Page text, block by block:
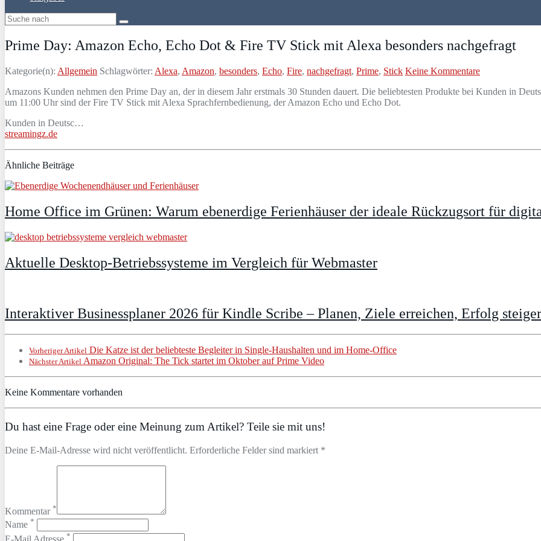
Prime Day: Amazon Echo, Echo Dot & Fire TV Stick mit Alexa besonders nachgefragt
Kategorie(n): Allgemein Schlagwörter: Alexa, Amazon, besonders, Echo, Fire, nachgefragt, Prime, Stick Keine Kommentare
Amazons Kunden nehmen den Prime Day an, der in diesem Jahr erstmals 30 Stunden dauert. Die beliebtesten Produkte bei Kunden in
um 11:00 Uhr sind der Fire TV Stick mit Alexa Sprachfernbedienung, der Amazon Echo und Echo Dot.
Kunden in Deutsc…
streamingz.de
Ähnliche Beiträge
Home Office im Grünen: Warum ebenerdige Ferienhäuser der ideale Rückzugsort für
Aktuelle Desktop-Betriebssysteme im Vergleich für Webmaster
Interaktiver Businessplaner 2026 für Kindle Scribe – Planen, Ziele erreichen, Erfolg
Vorheriger Artikel Die Katze ist der beliebteste Begleiter in Single-Haushalten und im Home-Office
Nächster Artikel Amazon Original: The Tick startet im Oktober auf Prime Video
Keine Kommentare vorhanden
Du hast eine Frage oder eine Meinung zum Artikel? Teile sie mit uns!
Deine E-Mail-Adresse wird nicht veröffentlicht. Erforderliche Felder sind markiert *
Kommentar *
Name *
*